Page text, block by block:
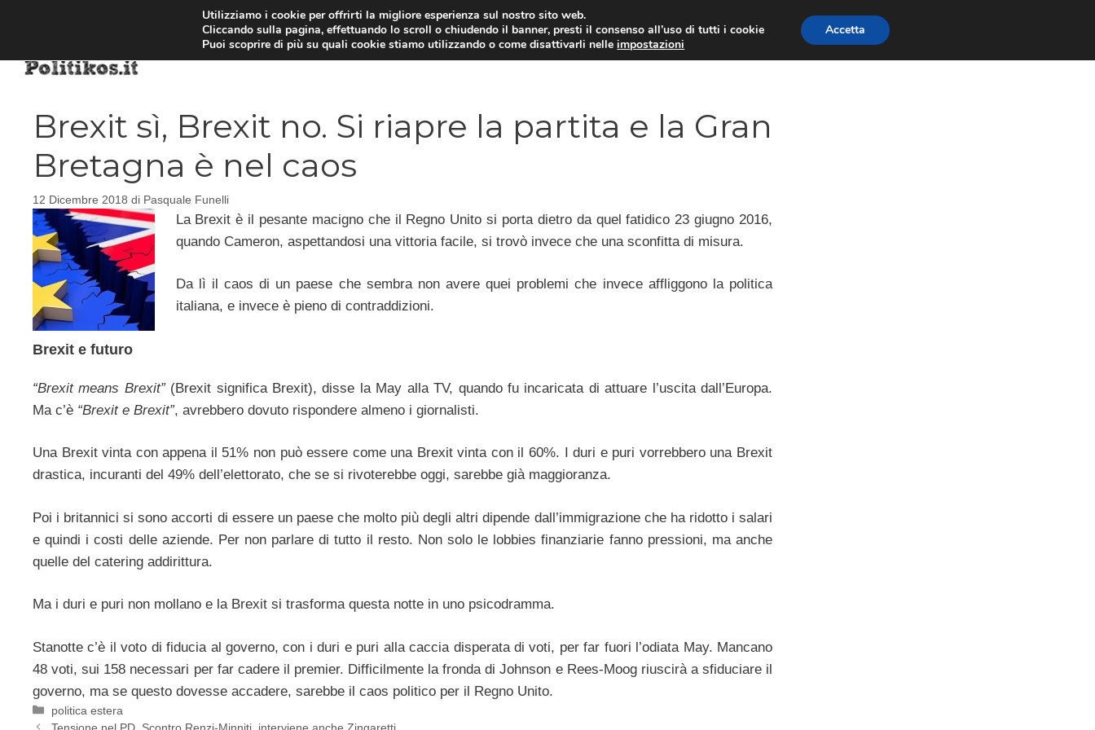
AMMINISTRAZIONE PUBBLICA ECONOMIA EUROPEA ECONOMIA ITALIANA
Brexit sì, Brexit no. Si riapre la partita e la Gran
Bretagna è nel caos
12 Dicembre 2018 di Pasquale Funelli
La Brexit è il pesante macigno che il Regno Unito si porta dietro da quel fatidico 23 giugno 2016,
quando Cameron, aspettandosi una vittoria facile, si trovò invece che una sconfitta di misura.
Da lì il caos di un paese che sembra non avere quei problemi che invece affliggono la politica
italiana, e invece è pieno di contraddizioni.
Brexit e futuro
“Brexit means Brexit”(Brexit significa Brexit), disse la May alla TV, quando fu incaricata di attuare l’uscita dall’Europa.
Ma c’è “Brexit e Brexit”, avrebbero dovuto rispondere almeno i giornalisti.
Una Brexit vinta con appena il 51% non può essere come una Brexit vinta con il 60%. I duri e puri vorrebbero una Brexit
drastica, incuranti del 49% dell’elettorato, che se si rivoterebbe oggi, sarebbe già maggioranza.
Poi i britannici si sono accorti di essere un paese che molto più degli altri dipende dall’immigrazione che ha ridotto i salari
e quindi i costi delle aziende. Per non parlare di tutto il resto. Non solo le lobbies finanziarie fanno pressioni, ma anche
quelle del catering addirittura.
Ma i duri e puri non mollano e la Brexit si trasforma questa notte in uno psicodramma.
Stanotte c’è il voto di fiducia al governo, con i duri e puri alla caccia disperata di voti, per far fuori l’odiata May. Mancano
48 voti, sui 158 necessari per far cadere il premier. Difficilmente la fronda di Johnson e Rees-Moog riuscirà a sfiduciare il
governo, ma se questo dovesse accadere, sarebbe il caos politico per il Regno Unito.
Categorie
politica estera
Tensione nel PD. Scontro Renzi-Minniti, interviene anche Zingaretti
Utilizziamo i cookie per offrirti la migliore esperienza sul nostro sito web.
Cliccando sulla pagina, effettuando lo scroll o chiudendo il banner, presti il consenso all’uso di tutti i cookie
Puoi scoprire di più su quali cookie stiamo utilizzando o come disattivarli nelleimpostazioni
Accetta